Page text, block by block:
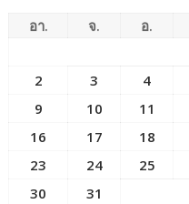
อา. จ. อ.
2
3 4
9
10 11
16
17 18
23
24 25
30
31